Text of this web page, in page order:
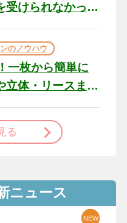
受けられなかっ
のノウハウ
一枚から簡単に
立体・リースま
る
ニュース
NEW
NEW
NEW